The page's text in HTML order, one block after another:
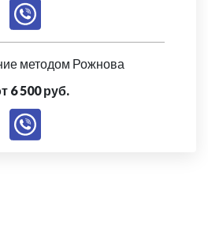
методом Рожнова
6 500 руб.